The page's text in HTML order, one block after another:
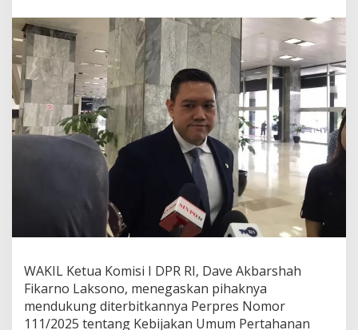
n
o
D
u
k
u
n
g
P
P
t
a
h
a
WAKIL Ketua Komisi I DPR RI, Dave Akbarshah
Fikarno Laksono, menegaskan pihaknya
mendukung diterbitkannya Perpres Nomor
111/2025 tentang Kebijakan Umum Pertahanan